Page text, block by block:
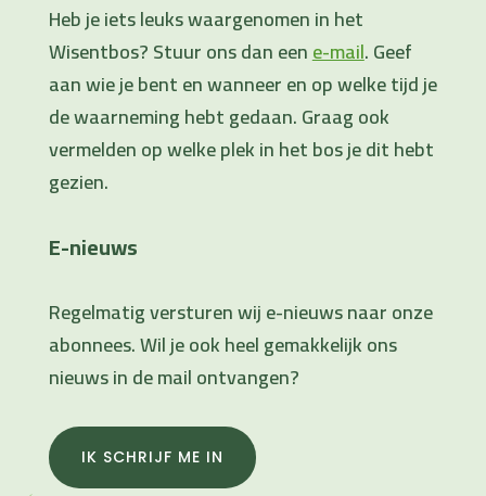
Heb je iets leuks waargenomen in het
Wisentbos? Stuur ons dan eene-mail. Geef
aan wie je bent en wanneer en op welke tijd je
de waarneming hebt gedaan. Graag ook
vermelden op welke plek in het bos je dit hebt
gezien.
E-nieuws
Regelmatig versturen wij e-nieuws naar onze
abonnees. Wil je ook heel gemakkelijk ons
nieuws in de mail ontvangen?
IK SCHRIJF ME IN